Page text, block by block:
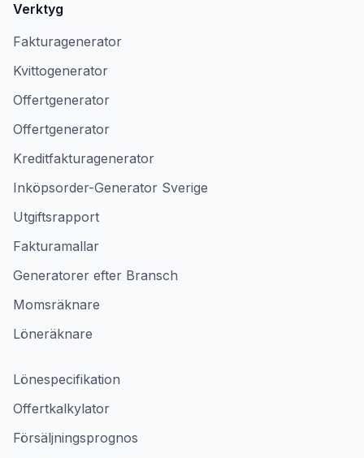
Verktyg
Fakturagenerator
Kvittogenerator
Offertgenerator
Offertgenerator
Kreditfakturagenerator
Inköpsorder-Generator Sverige
Utgiftsrapport
Fakturamallar
Generatorer efter Bransch
Momsräknare
Löneräknare
Lönespecifikation
Offertkalkylator
Försäljningsprognos